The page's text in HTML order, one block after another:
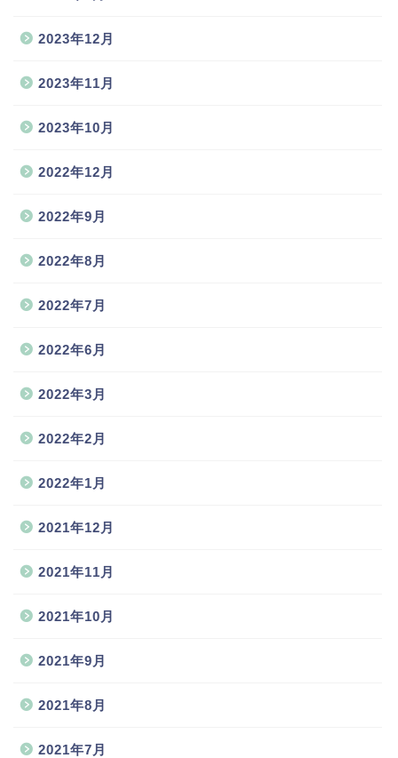
2023年12月
2023年11月
2023年10月
2022年12月
2022年9月
2022年8月
2022年7月
2022年6月
2022年3月
2022年2月
2022年1月
2021年12月
2021年11月
2021年10月
2021年9月
2021年8月
2021年7月